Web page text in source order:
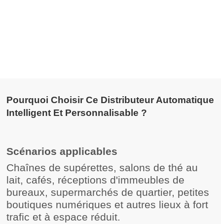
Pourquoi Choisir Ce Distributeur Automatique
Intelligent Et Personnalisable ?
Scénarios applicables
Chaînes de supérettes, salons de thé au
lait, cafés, réceptions d'immeubles de
bureaux, supermarchés de quartier, petites
boutiques numériques et autres lieux à fort
trafic et à espace réduit.